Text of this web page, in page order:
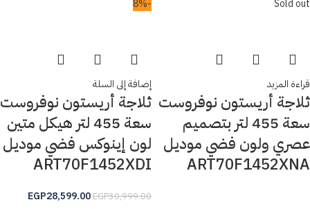
Sold out
قراءة المزيد
ثلاجة أريستون نوفروست
سعة 455 لتر بتصميم
عصري ولون فضي موديل
ART70F1452XNA
-8%
إضافة إلى السلة
ثلاجة أريستون نوفروست
سعة 455 لتر هيكل متين
لون إينوكس فضي موديل
ART70F1452XDI
EGP30,999.00
EGP28,599.00